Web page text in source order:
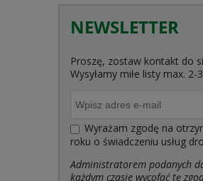
NEWSLETTER
Proszę, zostaw kontakt do
Wysyłamy miłe listy max.
Wyrażam zgodę na
roku o świadczeniu usług
Administratorem podanych
każdym czasie wycofać tę